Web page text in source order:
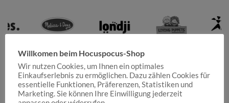
Willkomen beim Hocuspocus-Shop
Wir nutzen Cookies, um Ihnen ein optimales
Einkaufserlebnis zu ermöglichen. Dazu zählen Cookies für
essentielle Funktionen, Präferenzen, Statistiken und
Marketing. Sie können Ihre Einwilligung jederzeit